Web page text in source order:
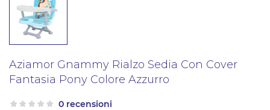
Aziamor Gnammy Rialzo Sedia Con Cover
Fantasia Pony Colore Azzurro
0 recensioni